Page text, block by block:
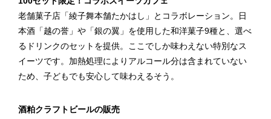
老舗菓子店「綾子舞本舗たかはし」とコラボレーション。日
本酒「越の誉」や「銀の翼」を使用した和洋菓子9種と、選べ
るドリンクのセットを提供。ここでしか味わえない特別なス
イーツです。加熱処理によりアルコール分は含まれていない
ため、子どもでも安心して味わえるそう。
酒粕クラフトビールの販売